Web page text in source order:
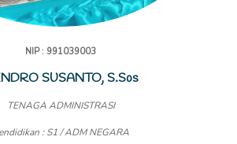
NIP : 991039003
SUSANTO, S.Sos
TENAGA ADMINISTRASI
: S1 / ADM NEGARA